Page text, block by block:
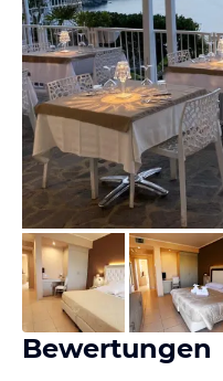
von Expedia
Bewertungen